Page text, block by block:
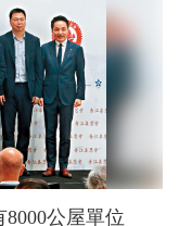
萬伙 今年內有8000公屋單位